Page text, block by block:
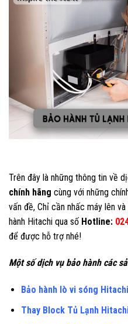
Trên đây là những thông tin về
chính hãng cùng với những
vấn đề, Chỉ cần nhấc máy lên
hành Hitachi qua số Hotline:
để được hỗ trợ nhé!
Một số dịch vụ bảo hành các
Bảo hành lò vi sóng Hitachi
Thay Block Tủ Lạnh